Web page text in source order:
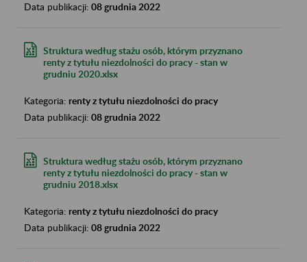
Data publikacji: 08 grudnia 2022
Struktura według stażu osób, którym przyznano
renty z tytułu niezdolności do pracy - stan w
grudniu 2020.xlsx
Kategoria: renty z tytułu niezdolności do pracy
Data publikacji: 08 grudnia 2022
Struktura według stażu osób, którym przyznano
renty z tytułu niezdolności do pracy - stan w
grudniu 2018.xlsx
Kategoria: renty z tytułu niezdolności do pracy
Data publikacji: 08 grudnia 2022